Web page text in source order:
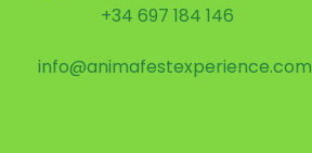
+34 697 184 146
info@animafestexperience.com